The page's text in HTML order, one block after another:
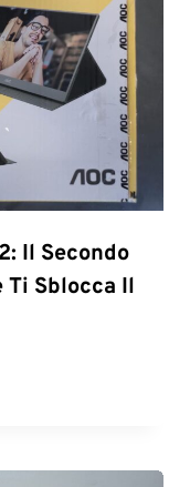
Il Secondo
Ti Sblocca Il